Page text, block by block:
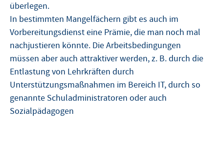
überlegen.
In bestimmten Mangelfächern gibt es auch im
Vorbereitungsdienst eine Prämie, die man noch mal
nachjustieren könnte. Die Arbeitsbedingungen
müssen aber auch attraktiver werden, z. B. durch die
Entlastung von Lehrkräften durch
Unterstützungsmaßnahmen im Bereich IT, durch so
genannte Schuladministratoren oder auch
Sozialpädagogen